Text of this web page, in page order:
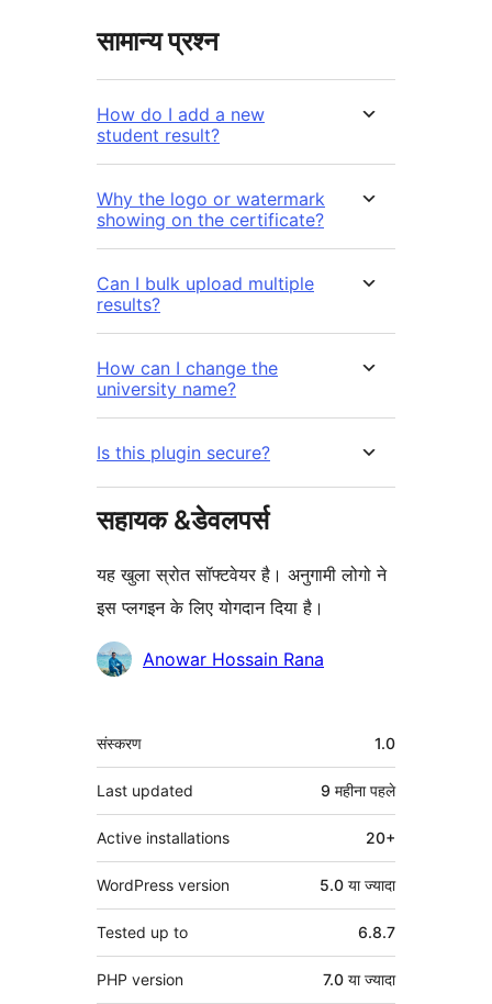
सामान्य प्रश्न
How do I add a new
student result?
Why the logo or watermark
showing on the certificate?
Can I bulk upload multiple
results?
How can I change the
university name?
Is this plugin secure?
सहायक &डेवलपर्स
यह खुला स्रोत सॉफ्टवेयर है। अनुगामी लोगो ने
इस प्लगइन के लिए योगदान दिया है।
योगदानकर्ताAnowar Hossain Rana
मेटा
संस्करण 1.0
Last updated 9 महीनापहले
Active installations 20+
WordPress version 5.0 या ज्यादा
Tested up to 6.8.7
PHP version 7.0 या ज्यादा